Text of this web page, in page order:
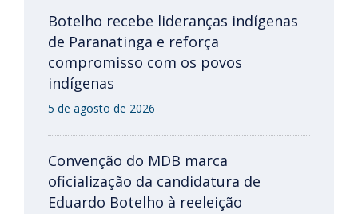
Botelho recebe lideranças indígenas
de Paranatinga e reforça
compromisso com os povos
indígenas
5 de agosto de 2026
Convenção do MDB marca
oficialização da candidatura de
Eduardo Botelho à reeleição